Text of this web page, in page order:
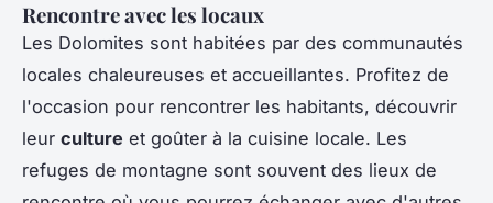
Rencontre avec les locaux
Les Dolomites sont habitées par des communautés
locales chaleureuses et accueillantes. Profitez de
l'occasion pour rencontrer les habitants, découvrir
leur culture et goûter à la cuisine locale. Les
refuges de montagne sont souvent des lieux de